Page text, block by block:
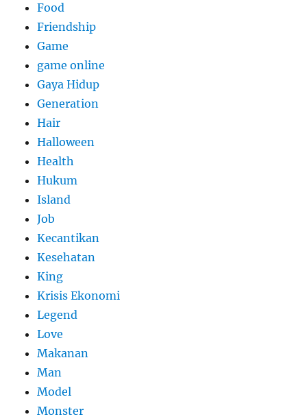
Food
Friendship
Game
game online
Gaya Hidup
Generation
Hair
Halloween
Health
Hukum
Island
Job
Kecantikan
Kesehatan
King
Krisis Ekonomi
Legend
Love
Makanan
Man
Model
Monster